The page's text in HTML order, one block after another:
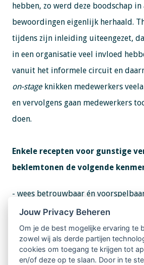
hebben, zo werd deze boodschap in
bewoordingen eigenlijk herhaald.
tijdens zijn inleiding uiteengezet,
in een organisatie veel invloed
vanuit het informele circuit en
on-stageknikken medewerkers
en vervolgens gaan medewerkers
doen.
Enkele recepten voor gunstige
beklemtonen de volgende
- wees betrouwbaar én
- bouw zinvolle routines in op een
las elke dag 10 brieven van burgers)
- op zoek gaan naar de sleutels die
huidig en gewenst gedrag
Jouw Privacy Beheren
Om je de best mogelijke ervaring te
zowel wij als derde partijen
cookies om toegang te krijgen tot
en/of deze op te slaan. Door in te